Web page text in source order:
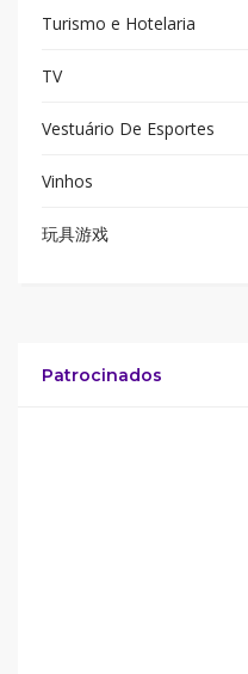
Turismo e Hotelaria
TV
Vestuário De Esportes
Vinhos
玩具游戏
Patrocinados